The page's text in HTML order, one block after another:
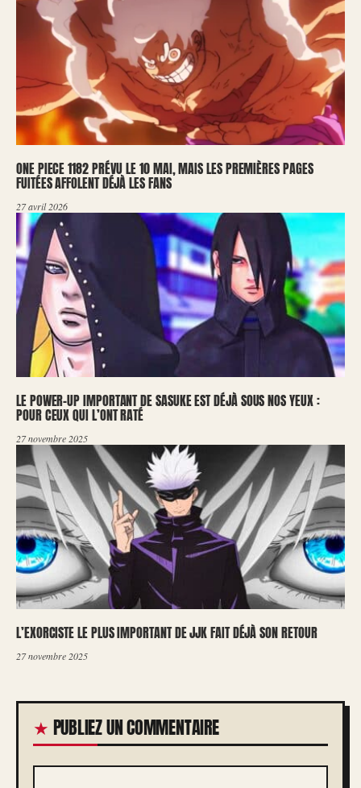
ONE PIECE 1182 PRÉVU LE 10 MAI, MAIS LES PREMIÈRES PAGES
FUITÉES AFFOLENT DÉJÀ LES FANS
27 avril 2026
LE POWER-UP IMPORTANT DE SASUKE EST DÉJÀ SOUS NOS YEUX :
POUR CEUX QUI L’ONT RATÉ
27 novembre 2025
L’EXORCISTE LE PLUS IMPORTANT DE JJK FAIT DÉJÀ SON RETOUR
27 novembre 2025
PUBLIEZ UN COMMENTAIRE
COMMENTAIRE